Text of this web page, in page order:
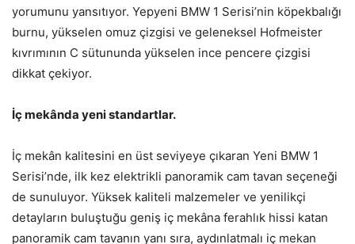
yorumunu yansıtıyor. Yepyeni BMW 1 Serisi’nin köpekbalığı
burnu, yükselen omuz çizgisi ve geleneksel Hofmeister
kıvrımının C sütununda yükselen ince pencere çizgisi
dikkat çekiyor.
İç mekânda yeni standartlar.
İç mekân kalitesini en üst seviyeye çıkaran Yeni BMW 1
Serisi’nde, ilk kez elektrikli panoramik cam tavan seçeneği
de sunuluyor. Yüksek kaliteli malzemeler ve yenilikçi
detayların buluştuğu geniş iç mekâna ferahlık hissi katan
panoramik cam tavanın yanı sıra, aydınlatmalı iç mekan